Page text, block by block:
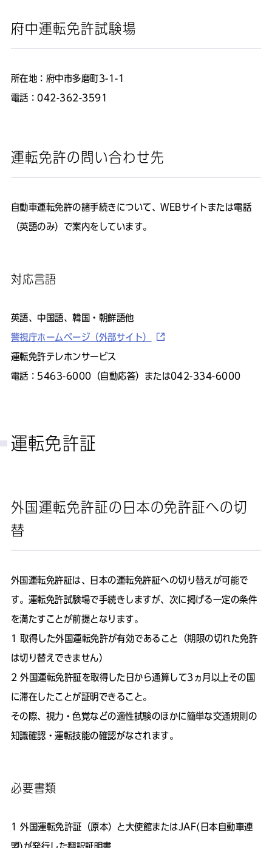
府中運転免許試験場
所在地：府中市多磨町3-1-1
電話：042-362-3591
運転免許の問い合わせ先
自動車運転免許の諸手続きについて、WEBサイトまたは電話
（英語のみ）で案内をしています。
対応言語
英語、中国語、韓国・朝鮮語他
警視庁ホームページ（外部サイト）
運転免許テレホンサービス
電話：5463-6000（自動応答）または042-334-6000
運転免許証
外国運転免許証の日本の免許証への切
替
外国運転免許証は、日本の運転免許証への切り替えが可能で
す。運転免許試験場で手続きしますが、次に掲げる一定の条件
を満たすことが前提となります。
取得した外国運転免許が有効であること（期限の切れた免許
は切り替えできません）
外国運転免許証を取得した日から通算して3ヵ月以上その国
に滞在したことが証明できること。
その際、視力・色覚などの適性試験のほかに簡単な交通規則の
知識確認・運転技能の確認がなされます。
必要書類
外国運転免許証（原本）と大使館またはJAF(日本自動車連